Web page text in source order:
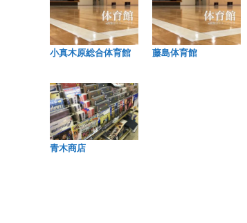
小真木原総合体育館 藤島体育館
青木商店